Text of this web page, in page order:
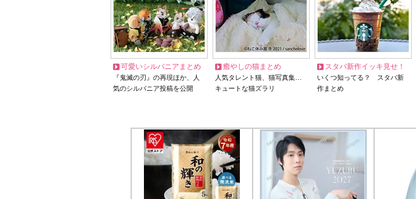
可愛いシルバニアまとめ
『鬼滅の刃』の再現ほか、人
気のシルバニア投稿を公開
癒やしの猫まとめ
人気タレント猫、猫写真集…
キュートな猫ズラリ
スタバ新作イッキ見せ！
いくつ知ってる？ スタバ新
作まとめ